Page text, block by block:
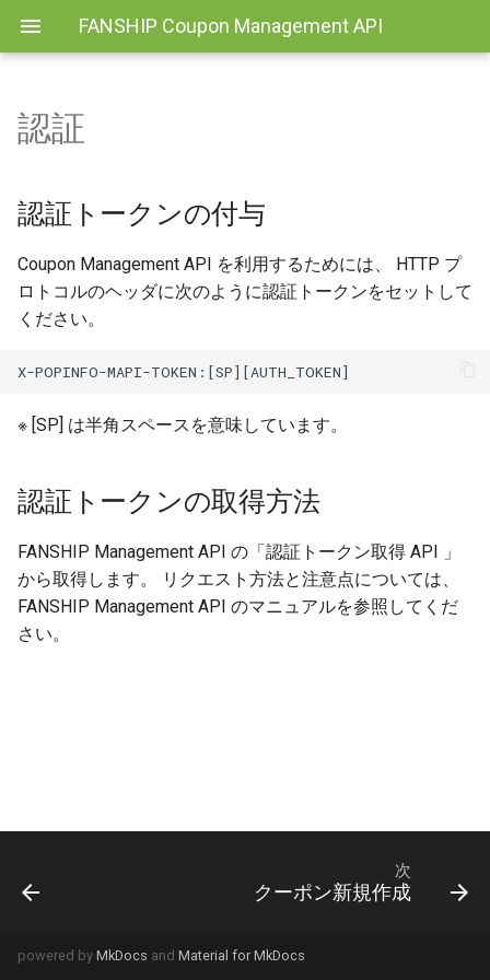
FANSHIP Coupon Management API
認証トークンの付与
認証トークンの取得方法
認証
認証トークンの付与
Coupon Management API を利用するためには、 HTTP プ
ロトコルのヘッダに次のように認証トークンをセットして
ください。
※ [SP] は半角スペースを意味しています。
認証トークンの取得方法
FANSHIP Management API の「認証トークン取得 API 」
から取得します。 リクエスト方法と注意点については、
FANSHIP Management API のマニュアルを参照してくだ
さい。
次
クーポン新規作成
powered by MkDocs and Material for MkDocs